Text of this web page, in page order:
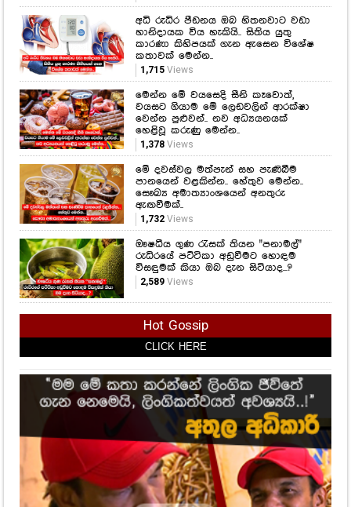
මෙන්න මේ වයසෙදි සීනි කෑවොත්,
වයසට ගියාම මේ ලෙඩවලින් ආරක්ෂා
වෙන්න පුළුවන්.. නව අධ්‍යයනයක්
හෙළිවූ කරුණු මෙන්න..
1,378Views
මේ දවස්වල මත්පැන් සහ පැණිබීම
පානයෙන් වළකින්න.. හේතුව මෙන්න..
සෞඛ්‍ය අමාත්‍යාංශයෙන් අනතුරු
ඇඟවීමක්..
1,732Views
ඖෂධීය ගුණ රැසක් තියන "පනාමල්"
රුධිරයේ පට්ටිකා අඩුවීමට හොඳම
විසඳුමක් කියා ඔබ දැන සිටියාද...?
2,589Views
Hot Gossip
CLICK HERE